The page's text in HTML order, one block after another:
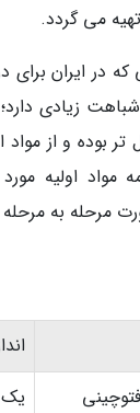
می گردد.
در ایران برای
زیادی
بوده و از
مواد اولیه
مرحله به
یک